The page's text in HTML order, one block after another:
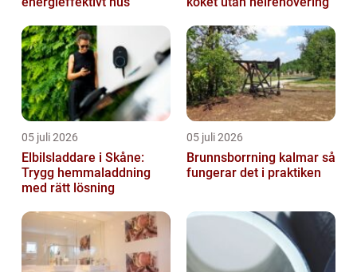
05 juli 2026
Elbilsladdare i Skåne:
Trygg hemmaladdning
med rätt lösning
05 juli 2026
Brunnsborrning kalmar så
fungerar det i praktiken